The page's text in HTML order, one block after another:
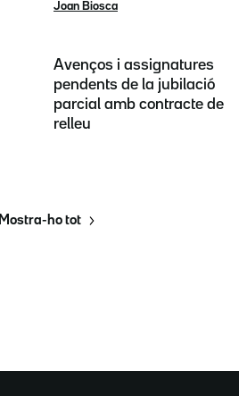
Joan Biosca
Avenços i assignatures
pendents de la jubilació
parcial amb contracte de
relleu
Mostra-ho tot